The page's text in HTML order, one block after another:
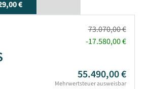
€
73.070,00 €
-17.580,00 €
55.490,00 €
Mehrwertsteuer ausweisbar